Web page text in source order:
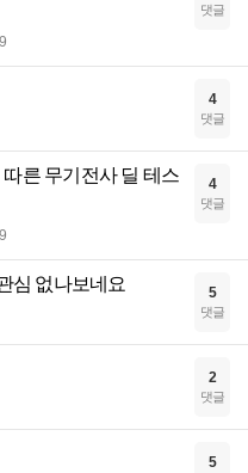
댓글
4
댓글
따른 무기전사 딜 테스
4
댓글
심 없나보네요 5
댓글
2
댓글
5